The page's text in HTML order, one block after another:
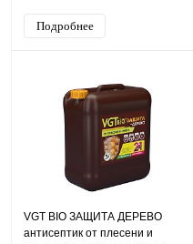
Подробнее
VGT BIO ЗАЩИТА ДЕРЕВО
антисептик от плесени и